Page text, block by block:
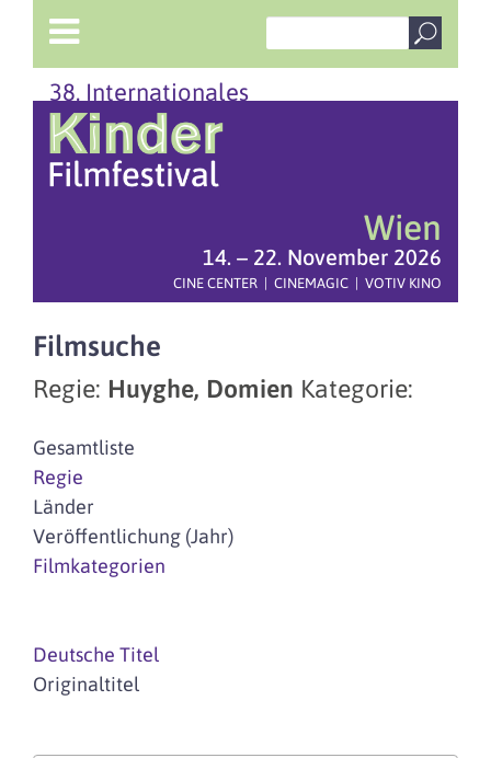
38. Internationales
Wien
14. – 22. November 2026
CINE CENTER | CINEMAGIC | VOTIV KINO
Filmsuche
Regie: Huyghe, Domien Kategorie:
Gesamtliste
Regie
Länder
Veröffentlichung (Jahr)
Filmkategorien
Deutsche Titel
Originaltitel